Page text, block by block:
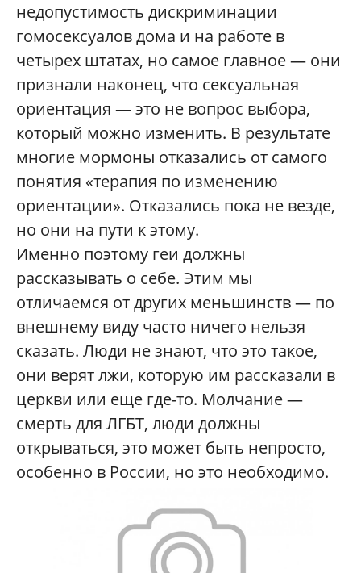
недопустимость дискриминации
гомосексуалов дома и на работе в
четырех штатах, но самое главное — они
признали наконец, что сексуальная
ориентация — это не вопрос выбора,
который можно изменить. В результате
многие мормоны отказались от самого
понятия «терапия по изменению
ориентации». Отказались пока не везде,
но они на пути к этому.
Именно поэтому геи должны
рассказывать о себе. Этим мы
отличаемся от других меньшинств — по
внешнему виду часто ничего нельзя
сказать. Люди не знают, что это такое,
они верят лжи, которую им рассказали в
церкви или еще где-то. Молчание —
смерть для ЛГБТ, люди должны
открываться, это может быть непросто,
особенно в России, но это необходимо.